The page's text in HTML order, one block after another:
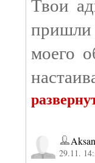
моего
29.11.